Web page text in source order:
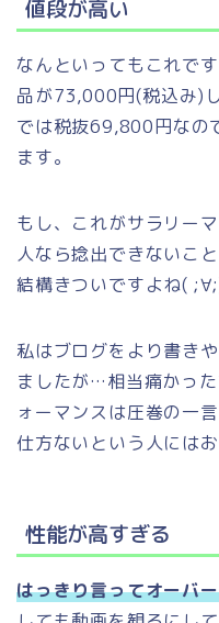
値段が高い
なんといってもこれで
品が73,000円(税込み)
では税抜69,800円なの
ます。
もし、これがサラリー
人なら捻出できないこ
結構きついですよね(
私はブログをより書き
ましたが…相当痛かっ
ォーマンスは圧巻の一
仕方ないという人には
性能が高すぎる
はっきり言ってオーバ